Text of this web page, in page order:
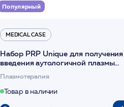
Популярный
MEDICAL CASE
Набор PRP Unique для
введения аутологичной плазмы
(саше 1шт)/Medical Case
Плазмотерапия
Товар в наличии